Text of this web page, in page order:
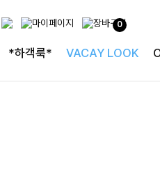
0
*하객룩* VACAY LOOK